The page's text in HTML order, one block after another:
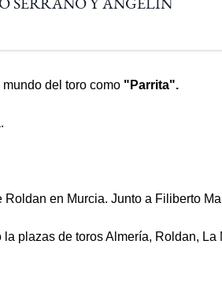
SERRANO Y ANGELIN
del toro como "Parrita".
en Murcia. Junto a Filiberto
la plazas de toros Almería, Roldan,